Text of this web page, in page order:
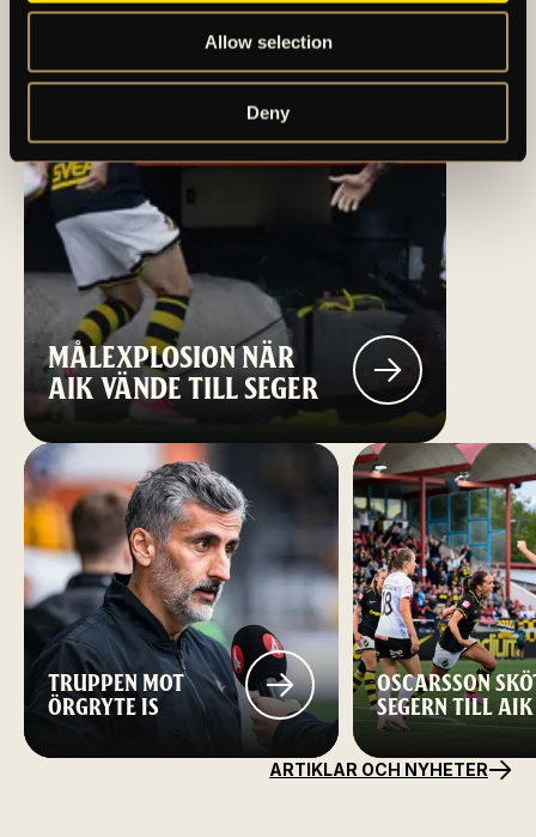
Allow selection
Deny
MÅLEXPLOSION NÄR
AIK VÄNDE TILL SEGER
TRUPPEN MOT
ÖRGRYTE IS
OSCARSSON
SEGERN TILL AIK
ARTIKLAR OCH NYHETER